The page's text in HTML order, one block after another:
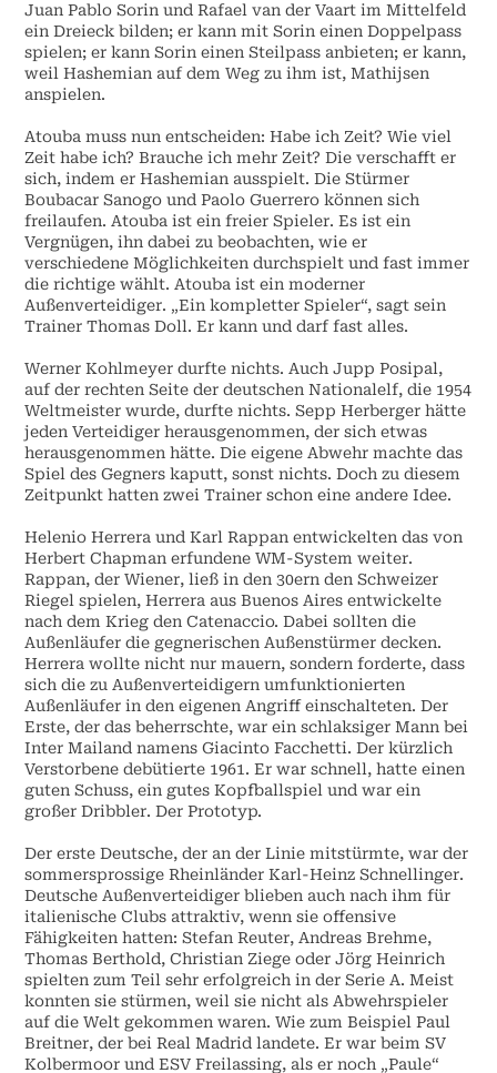
Juan Pablo Sorin und Rafael van der Vaart im Mittelfeld
ein Dreieck bilden; er kann mit Sorin einen Doppelpass
spielen; er kann Sorin einen Steilpass anbieten; er kann,
weil Hashemian auf dem Weg zu ihm ist, Mathijsen
anspielen.
Atouba muss nun entscheiden: Habe ich Zeit? Wie viel
Zeit habe ich? Brauche ich mehr Zeit? Die verschafft er
sich, indem er Hashemian ausspielt. Die Stürmer
Boubacar Sanogo und Paolo Guerrero können sich
freilaufen. Atouba ist ein freier Spieler. Es ist ein
Vergnügen, ihn dabei zu beobachten, wie er
verschiedene Möglichkeiten durchspielt und fast immer
die richtige wählt. Atouba ist ein moderner
Außenverteidiger. „Ein kompletter Spieler“, sagt sein
Trainer Thomas Doll. Er kann und darf fast alles.
Werner Kohlmeyer durfte nichts. Auch Jupp Posipal,
auf der rechten Seite der deutschen Nationalelf, die 1954
Weltmeister wurde, durfte nichts. Sepp Herberger hätte
jeden Verteidiger herausgenommen, der sich etwas
herausgenommen hätte. Die eigene Abwehr machte das
Spiel des Gegners kaputt, sonst nichts. Doch zu diesem
Zeitpunkt hatten zwei Trainer schon eine andere Idee.
Helenio Herrera und Karl Rappan entwickelten das von
Herbert Chapman erfundene WM-System weiter.
Rappan, der Wiener, ließ in den 30ern den Schweizer
Riegel spielen, Herrera aus Buenos Aires entwickelte
nach dem Krieg den Catenaccio. Dabei sollten die
Außenläufer die gegnerischen Außenstürmer decken.
Herrera wollte nicht nur mauern, sondern forderte, dass
sich die zu Außenverteidigern umfunktionierten
Außenläufer in den eigenen Angriff einschalteten. Der
Erste, der das beherrschte, war ein schlaksiger Mann bei
Inter Mailand namens Giacinto Facchetti. Der kürzlich
Verstorbene debütierte 1961. Er war schnell, hatte einen
guten Schuss, ein gutes Kopfballspiel und war ein
großer Dribbler. Der Prototyp.
Der erste Deutsche, der an der Linie mitstürmte, war der
sommersprossige Rheinländer Karl-Heinz Schnellinger.
Deutsche Außenverteidiger blieben auch nach ihm für
italienische Clubs attraktiv, wenn sie offensive
Fähigkeiten hatten: Stefan Reuter, Andreas Brehme,
Thomas Berthold, Christian Ziege oder Jörg Heinrich
spielten zum Teil sehr erfolgreich in der Serie A. Meist
konnten sie stürmen, weil sie nicht als Abwehrspieler
auf die Welt gekommen waren. Wie zum Beispiel Paul
Breitner, der bei Real Madrid landete. Er war beim SV
Kolbermoor und ESV Freilassing, als er noch „Paule“